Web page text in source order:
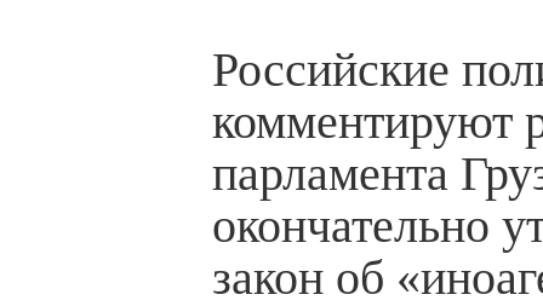
Российские
комментируют
парламента
окончательно
закон об